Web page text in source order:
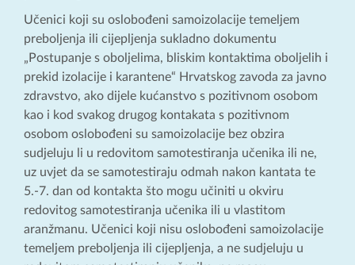
Učenici koji su oslobođeni samoizolacije temeljem
preboljenja ili cijepljenja sukladno dokumentu
„Postupanje s oboljelima, bliskim kontaktima oboljelih i
prekid izolacije i karantene“ Hrvatskog zavoda za javno
zdravstvo, ako dijele kućanstvo s pozitivnom osobom
kao i kod svakog drugog kontakata s pozitivnom
osobom oslobođeni su samoizolacije bez obzira
sudjeluju li u redovitom samotestiranja učenika ili ne,
uz uvjet da se samotestiraju odmah nakon kantata te
5.-7. dan od kontakta što mogu učiniti u okviru
redovitog samotestiranja učenika ili u vlastitom
aranžmanu. Učenici koji nisu oslobođeni samoizolacije
temeljem preboljenja ili cijepljenja, a ne sudjeluju u